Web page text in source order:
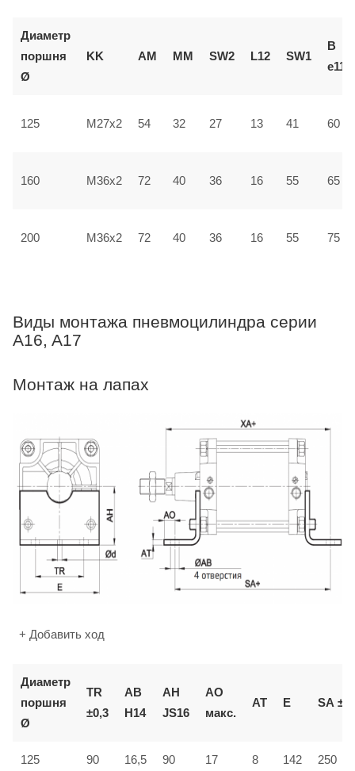
Диаметр
поршня
Ø
KK AM ММ SW2 L12 SW1
В
e11
125 M27x2 54 32 27 13 41 60
160 M36x2 72 40 36 16 55 65
200 M36x2 72 40 36 16 55 75
Виды монтажа пневмоцилиндра серии
A16, A17
Монтаж на лапах
+ Добавить ход
Диаметр
поршня
Ø
TR
±0,3
AB
H14
AH
JS16
AO
макс.
AT E SA ±2
125 90 16,5 90 17 8 142 250